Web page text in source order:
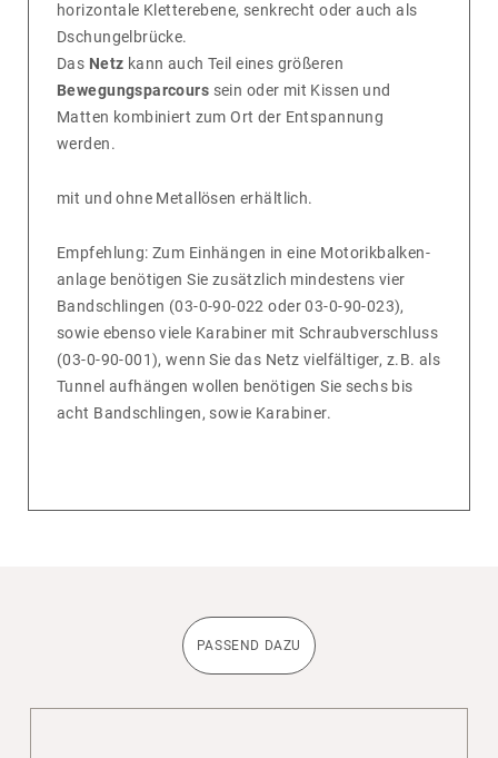
hori­zon­tale Klet­ter­ebene, senk­recht oder auch als
Dschun­gel­brücke.
Das Netz kann auch Teil eines größeren
Bewegungsparcours sein oder mit Kissen und
Matten kombi­niert zum Ort der Entspan­nung
werden.
mit und ohne Metall­ösen erhält­lich.
Empfeh­lung: Zum Einhängen in eine Moto­rik­bal­ken­
an­lage benö­tigen Sie zusätz­lich mindes­tens vier
Band­sch­lingen (03-0-90-022 oder 03-0-90-023),
sowie ebenso viele Kara­biner mit Schraub­ver­schluss
(03-0-90-001), wenn Sie das Netz viel­fäl­tiger, z.B. als
Tunnel aufhängen wollen benö­tigen Sie sechs bis
acht Band­sch­lingen, sowie Kara­biner.
PASSEND DAZU